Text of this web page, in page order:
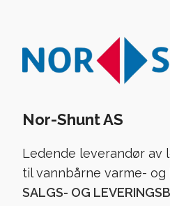
Nor-Shunt AS
Ledende leverandør av
til vannbårne varme- og
SALGS- OG